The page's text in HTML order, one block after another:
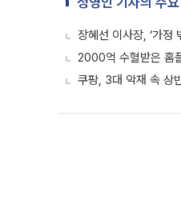
장혜선 이사장, ‘가정
2000억 수혈받은 홈
쿠팡, 3대 악재 속 상